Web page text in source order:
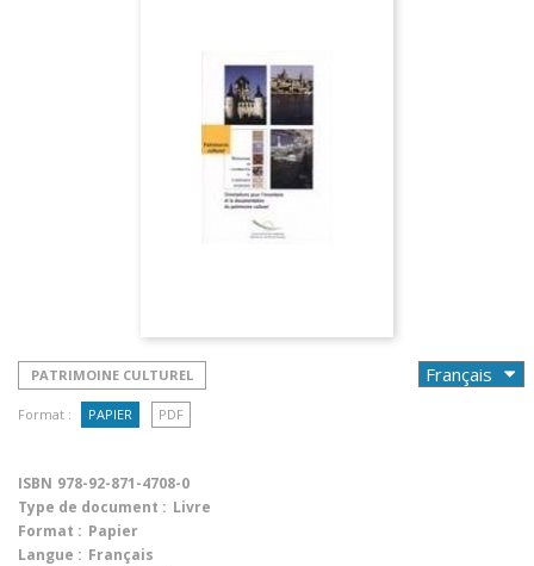
PATRIMOINE CULTUREL
Format : PAPIER PDF
ISBN 978-92-871-4708-0
Type de document : Livre
Format : Papier
Langue : Français